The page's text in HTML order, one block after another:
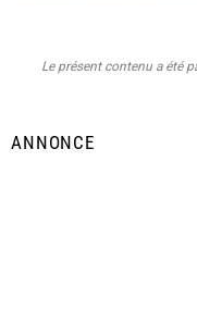
Le présent contenu a été
ANNONCE